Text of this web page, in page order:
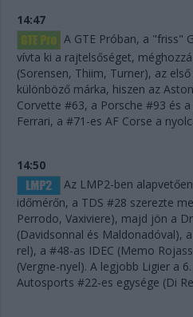
14:47
A GTE Próban, a "friss"
vívta ki a rajtelsőséget,
(Sorensen, Thiim, Turner), az
különböző márka, hiszen az
Corvette #63, a Porsche #93 és
Ferrari, a #71-es AF Corse a
14:50
Az LMP2-ben
időmérőn, a TDS #28 szerezte
Perrodo, Vaxiviere), majd jön a
(Davidsonnal és Maldonadóval),
rel), a #48-as IDEC (Memo
(Vergne-nyel). A legjobb Ligier a
Autosports #22-es egysége (Di